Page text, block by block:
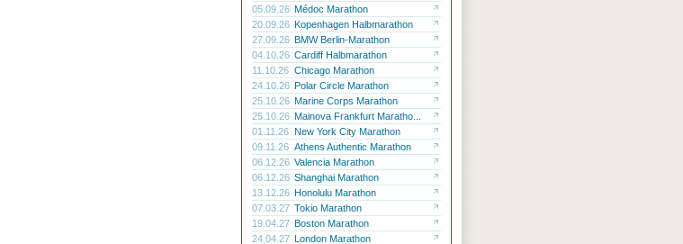
05.09.26 Médoc Marathon
20.09.26 Kopenhagen Halbmarathon
27.09.26 BMW Berlin-Marathon
04.10.26 Cardiff Halbmarathon
11.10.26 Chicago Marathon
24.10.26 Polar Circle Marathon
25.10.26 Marine Corps Marathon
25.10.26 Mainova Frankfurt Maratho...
01.11.26 New York City Marathon
09.11.26 Athens Authentic Marathon
06.12.26 Valencia Marathon
06.12.26 Shanghai Marathon
13.12.26 Honolulu Marathon
07.03.27 Tokio Marathon
19.04.27 Boston Marathon
24.04.27 London Marathon